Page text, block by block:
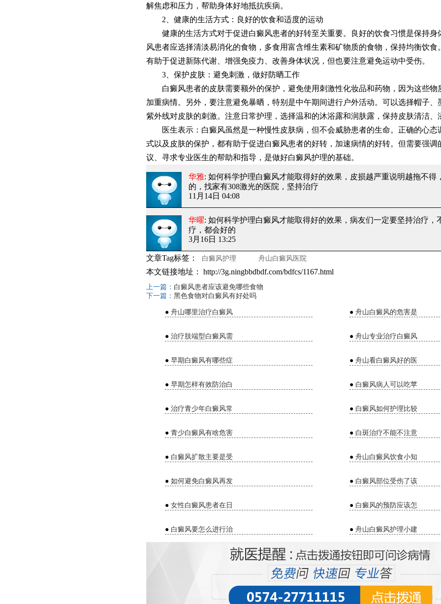
解焦虑和压力，帮助身体好地抵抗疾病。
2、健康的生活方式：良好的饮食和适度的运动
健康的生活方式对于促进白癜风患者的好转至关重要。良好的饮食习惯是保持身
风患者应选择清淡易消化的食物，多食用富含维生素和矿物质的食物，保持均衡饮食
有助于促进新陈代谢、增强免疫力、改善身体状况，但也要注意避免运动中受伤。
3、保护皮肤：避免刺激，做好防晒工作
白癜风患者的皮肤需要额外的保护，避免使用刺激性化妆品和药物，因为这些物
加重病情。另外，要注意避免暴晒，特别是中午期间进行户外活动。可以选择帽子、
紫外线对皮肤的刺激。注意日常护理，选择温和的沐浴露和润肤露，保持皮肤清洁、
医生表示：白癜风虽然是一种慢性皮肤病，但不会威胁患者的生命。正确的心态
式以及皮肤的保护，都有助于促进白癜风患者的好转，加速病情的好转。但需要强调
议、寻求专业医生的帮助和指导，是做好白癜风护理的基础。
华雅: 如何科学护理白癜风才能取得好的效果 ，皮损越严重说明越拖不得
的，找家有308激光的医院，坚持治疗
11月14日 04:08
华曜: 如何科学护理白癜风才能取得好的效果 ，病友们一定要坚持治疗
疗，都会好的
3月16日 13:25
文章Tag标签： 白癜风护理 舟山白癜风医院
本文链接地址： http://3g.ningbbdbdf.com/bdfcs/1167.html
上一篇： 白癜风患者应该避免哪些食物
下一篇： 黑色食物对白癜风有好处吗
● 舟山哪里治疗白癜风 ● 舟山白癜风的危害是
● 治疗肢端型白癜风需 ● 舟山专业治疗白癜风
● 早期白癜风有哪些症 ● 舟山看白癜风好的医
● 早期怎样有效防治白 ● 白癜风病人可以吃苹
● 治疗青少年白癜风常 ● 白癜风如何护理比较
● 青少白癜风有啥危害 ● 白斑治疗不能不注意
● 白癜风扩散主要是受 ● 舟山白癜风饮食小知
● 如何避免白癜风再发 ● 白癜风部位受伤了该
● 女性白癜风患者在日 ● 白癜风的预防应该怎
● 白癜风要怎么进行治 ● 舟山白癜风护理小建